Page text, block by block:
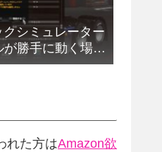
シミュレーター
勝手に動く場合
れた方はAmazon欲